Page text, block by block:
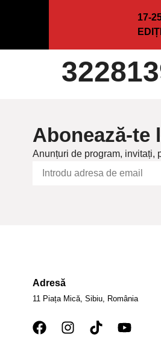
17-
Abonează-te
Anunțuri de program, invitați,
Adresă
11 Piața Mică, Sibiu, România